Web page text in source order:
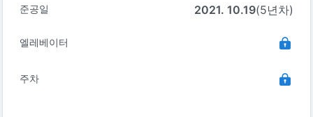
준공일 2021. 10.19(5년차)
엘레베이터
주차